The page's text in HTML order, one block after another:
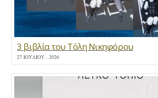
3 βιβλία του Τόλη Νικηφόρου
27 ΙΟΥΛΊΟΥ , 2026